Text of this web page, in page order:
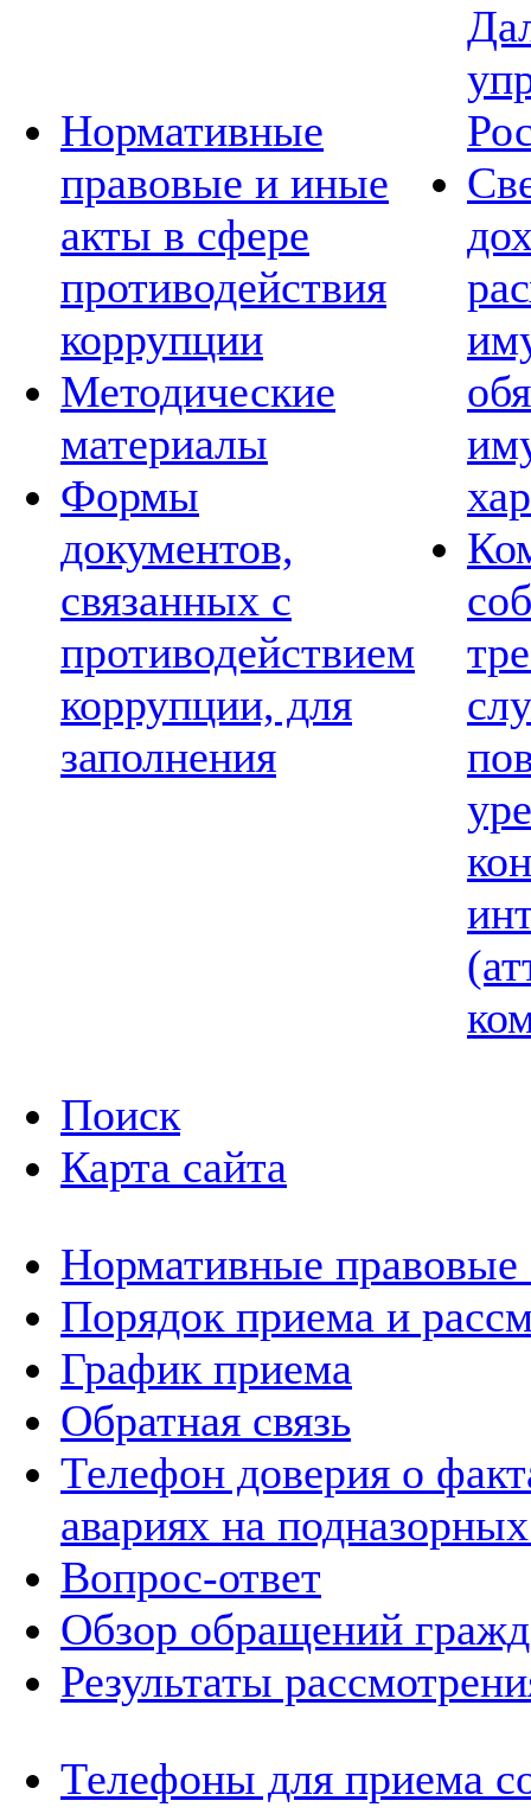
Нормативные
правовые и иные
акты в сфере
противодействия
коррупции
Методические
материалы
Формы
документов,
связанных с
противодействием
коррупции, для
заполнения
Поиск
Карта сайта
Нормативные правовые
Порядок приема и
График приема
Обратная связь
Телефон доверия о
авариях на
Вопрос-ответ
Обзор обращений
Результаты
Телефоны для приема